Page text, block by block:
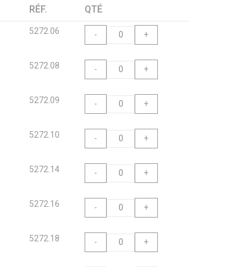
RÉF. QTÉ
5272.06 - +
5272.08 - +
5272.09 - +
5272.10 - +
5272.14 - +
5272.16 - +
5272.18 - +